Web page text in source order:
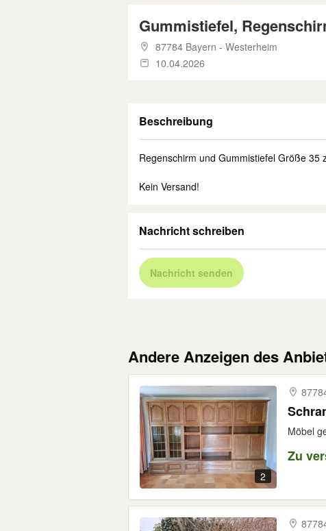
Gummistiefel,
87784 Bayern - Westerheim
10.04.2026
Beschreibung
Regenschirm und Gummistiefel Größe 35
Kein Versand!
Nachricht schreiben
Nachricht senden
Andere Anzeigen des
2
Möbel
Zu